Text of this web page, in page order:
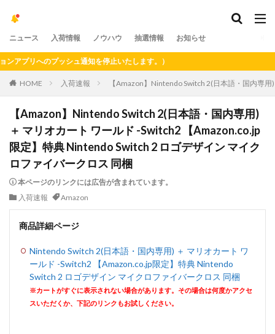
ニュース 入荷情報 ノウハウ 抽選情報 お知らせ
へのプッシュ通知を停止いたします。）
HOME 入荷速報 【Amazon】Nintendo Switch 2(日本語・国内専
【Amazon】Nintendo Switch 2(日本語・国内専用)
＋ マリオカート ワールド -Switch2 【Amazon.co.jp
限定】特典 Nintendo Switch 2 ロゴデザイン マイク
ロファイバークロス 同梱
本ページのリンクには広告が含まれています。
入荷速報
Amazon
商品詳細ページ
Nintendo Switch 2(日本語・国内専用) ＋ マリオカート ワ
ールド -Switch2 【Amazon.co.jp限定】特典 Nintendo
Switch 2 ロゴデザイン マイクロファイバークロス 同梱
※カートがすぐに表示されない場合があります。その場合は何度かアクセ
スいただくか、下記のリンクもお試しください。